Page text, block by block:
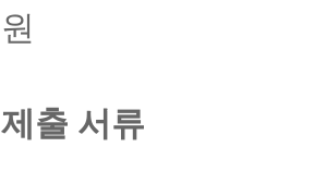
원
제출 서류